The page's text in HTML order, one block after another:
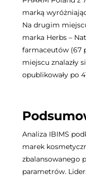
marką
Na drugim
marka Herbs –
farmaceutów (67
miejscu znalazły
opublikowały po
Analiza IBIMS
marek
zbalansowanego
parametrów.